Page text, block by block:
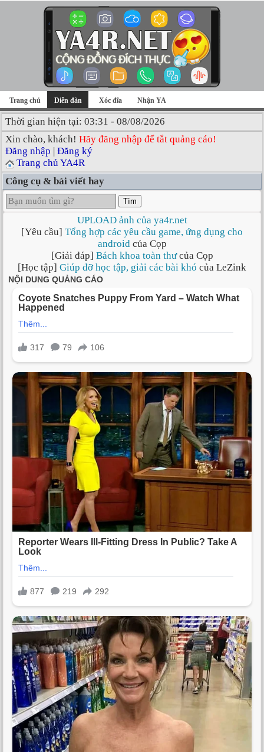
Trang chủ Diễn đàn Xóc đĩa Nhận YA
Thời gian hiện tại: 03:31 - 08/08/2026
Xin chào, khách! Hãy đăng nhập để tắt quảng cáo!
Đăng nhập | Đăng ký
Trang chủ YA4R
Công cụ & bài viết hay
Tìm
UPLOAD ảnh của ya4r.net
[Yêu cầu] Tổng hợp các yêu cầu game, ứng dụng cho
androidcủa Cọp
[Giải đáp] Bách khoa toàn thưcủa Cọp
[Học tập] Giúp đỡ học tập, giải các bài khó của LeZink